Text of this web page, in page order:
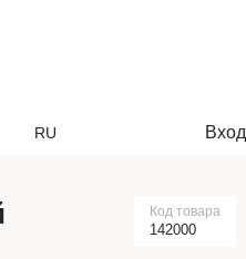
RU Вход
Код товара
142000